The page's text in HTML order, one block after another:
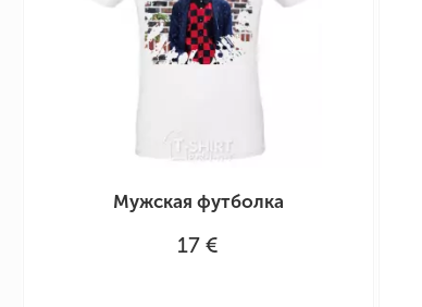
Мужская футболка
17 €